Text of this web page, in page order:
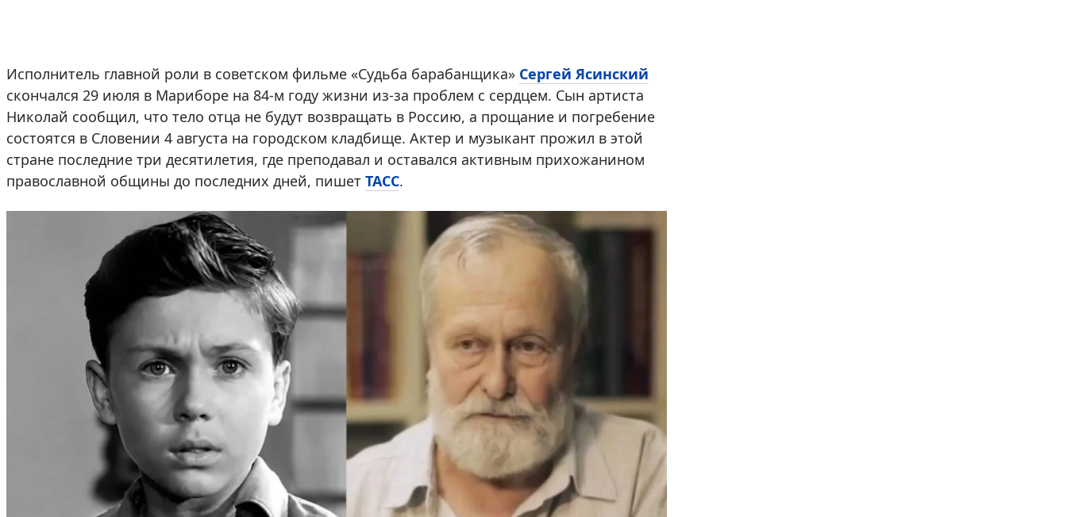
Исполнитель главной роли в советском фильме «Судьба барабанщика» Сергей Ясинский
скончался 29 июля в Мариборе на 84-м году жизни из-за проблем с сердцем. Сын артиста
Николай сообщил, что тело отца не будут возвращать в Россию, а прощание и погребение
состоятся в Словении 4 августа на городском кладбище. Актер и музыкант прожил в этой
стране последние три десятилетия, где преподавал и оставался активным прихожанином
православной общины до последних дней, пишет ТАСС.